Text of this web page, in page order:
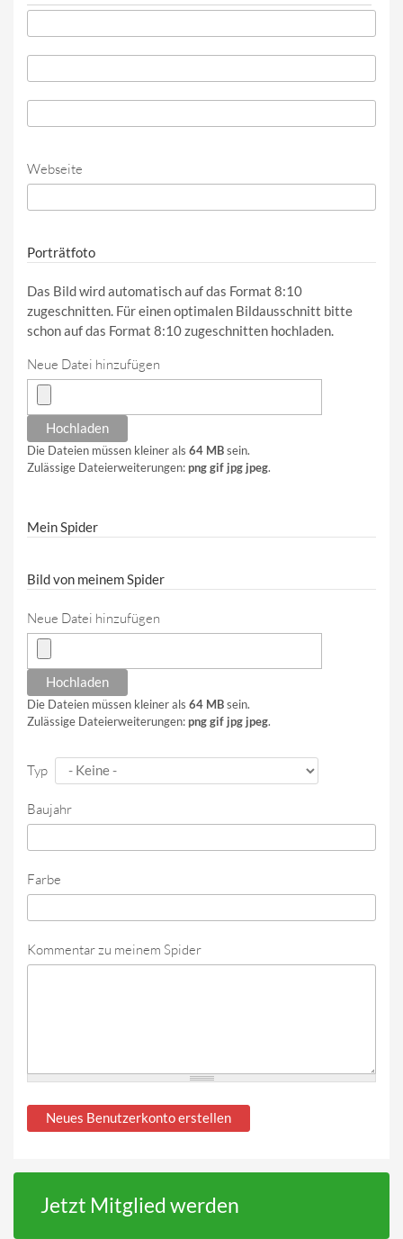
Webseite
Porträtfoto
Das Bild wird automatisch auf das Format 8:10
zugeschnitten. Für einen optimalen Bildausschnitt bitte
schon auf das Format 8:10 zugeschnitten hochladen.
Neue Datei hinzufügen
Die Dateien müssen kleiner als 64 MBsein.
Zulässige Dateierweiterungen:png gif jpg jpeg.
Mein Spider
Bild von meinem Spider
Neue Datei hinzufügen
Die Dateien müssen kleiner als 64 MBsein.
Zulässige Dateierweiterungen:png gif jpg jpeg.
Typ
Baujahr
Farbe
Kommentar zu meinem Spider
Jetzt Mitglied werden